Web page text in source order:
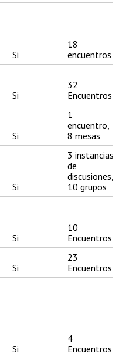
Si
18
encuentros
Si
32
Encuentros
Si
1
encuentro,
8 mesas
Si
3 instancias
de
discusiones,
10 grupos
Si
10
Encuentros
Si
23
Encuentros
Si
4
Encuentros